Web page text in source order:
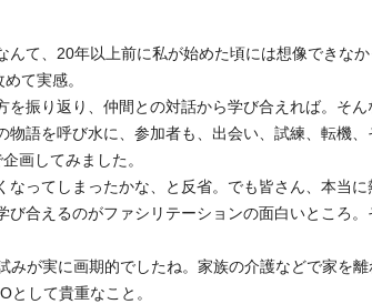
て、20年以上前に私が始めた頃には想像できなか
て実感。
振り返り、仲間との対話から学び合えれば。そん
語を呼び水に、参加者も、出会い、試練、転機、
画してみました。
ってしまったかな、と反省。でも皆さん、本当に
合えるのがファシリテーションの面白いところ。
が実に画期的でしたね。家族の介護などで家を離
して貴重なこと。